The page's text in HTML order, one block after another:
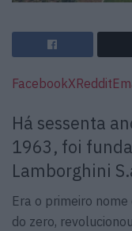
FacebookXReddit
Há sessenta
1963, foi
Lamborghini
Era o primeiro
do zero,